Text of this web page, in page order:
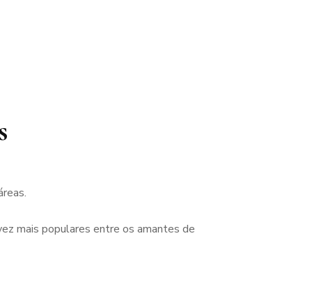
mais populares entre os amantes de